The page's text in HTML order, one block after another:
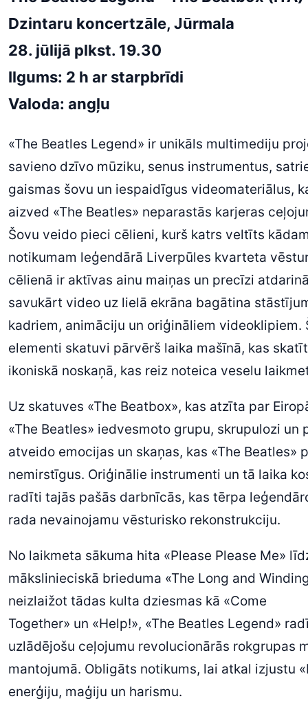
Dzintaru koncertzāle, Jūrmala
28. jūlijā plkst. 19.30
Ilgums: 2 h ar starpbrīdi
Valoda: angļu
«The Beatles Legend» ir unikāls multimediju
savieno dzīvo mūziku, senus instrumentus,
gaismas šovu un iespaidīgus videomateriālus,
aizved «The Beatles» neparastās karjeras
Šovu veido pieci cēlieni, kurš katrs veltīts
notikumam leģendārā Liverpūles kvarteta
cēlienā ir aktīvas ainu maiņas un precīzi
savukārt video uz lielā ekrāna bagātina
kadriem, animāciju un oriģināliem videoklipiem.
elementi skatuvi pārvērš laika mašīnā, kas
ikoniskā noskaņā, kas reiz noteica veselu
Uz skatuves «The Beatbox», kas atzīta par
«The Beatles» iedvesmoto grupu, skrupulozi un
atveido emocijas un skaņas, kas «The Beatles»
nemirstīgus. Oriģinālie instrumenti un tā laika
radīti tajās pašās darbnīcās, kas tērpa
rada nevainojamu vēsturisko rekonstrukciju.
No laikmeta sākuma hita «Please Please Me»
mākslinieciskā brieduma «The Long and
neizlaižot tādas kulta dziesmas kā «Come
Together» un «Help!», «The Beatles Legend»
uzlādējošu ceļojumu revolucionārās rokgrupas
mantojumā. Obligāts notikums, lai atkal izjustu
enerģiju, maģiju un harismu.